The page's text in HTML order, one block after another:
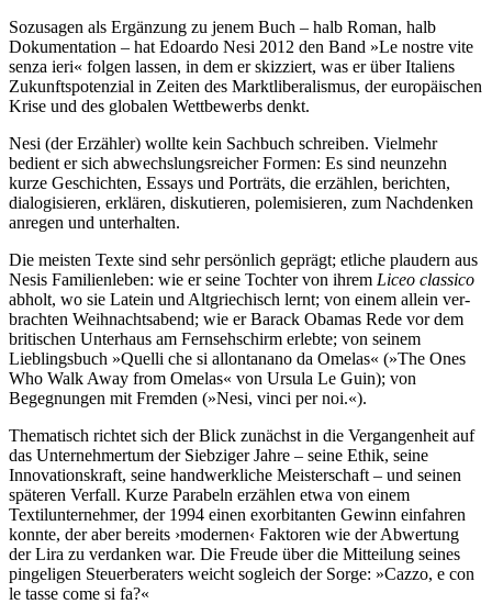
Sozusagen als Ergänzung zu jenem Buch – halb Roman, halb
Dokumentation – hat Edoardo Nesi 2012 den Band »Le nostre vite
senza ieri« folgen lassen, in dem er skizziert, was er über Italiens
Zukunftspotenzial in Zeiten des Marktlibera­lis­mus, der europäischen
Krise und des globalen Wettbewerbs denkt.
Nesi (der Erzähler) wollte kein Sachbuch schreiben. Vielmehr
bedient er sich abwechslungsreicher For­men: Es sind neunzehn
kurze Geschichten, Essays und Porträts, die erzählen, berichten,
dialogisieren, er­klären, diskutieren, polemisieren, zum Nachdenken
anregen und unterhalten.
Die meisten Texte sind sehr persönlich geprägt; etliche plaudern aus
Nesis Familienleben: wie er seine Tochter von ihrem Liceo classico
abholt, wo sie Latein und Altgriechisch lernt; von einem allein ver­
brachten Weihnachtsabend; wie er Barack Obamas Rede vor dem
britischen Unterhaus am Fernsehschirm erlebte; von seinem
Lieblingsbuch »Quelli che si allontanano da Omelas« (»The Ones
Who Walk Away from Omelas« von Ursula Le Guin); von
Begegnungen mit Fremden (»Nesi, vinci per noi.«).
Thematisch richtet sich der Blick zunächst in die Vergangenheit auf
das Unternehmertum der Siebziger Jahre – seine Ethik, seine
Innovationskraft, seine handwerkliche Meisterschaft – und seinen
späteren Ver­fall. Kurze Parabeln erzählen etwa von einem
Textilunternehmer, der 1994 einen exorbitanten Gewinn ein­fahren
konnte, der aber bereits ›modernen‹ Faktoren wie der Abwertung
der Lira zu verdanken war. Die Freude über die Mitteilung seines
pingeligen Steuerberaters weicht sogleich der Sorge: »Cazzo, e con
le tasse come si fa?«